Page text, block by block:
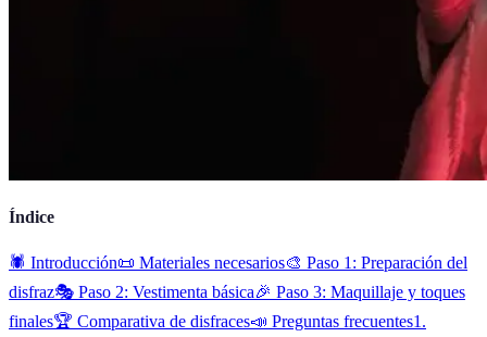
Índice
🕷️ Introducción📜 Materiales necesarios🎨 Paso 1: Preparación del
disfraz🎭 Paso 2: Vestimenta básica🎉 Paso 3: Maquillaje y toques
finales🏆 Comparativa de disfraces📣 Preguntas frecuentes1.